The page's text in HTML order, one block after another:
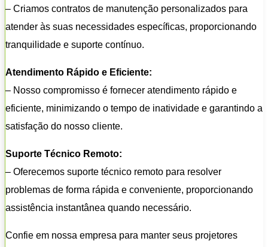
– Criamos contratos de manutenção personalizados para
atender às suas necessidades específicas, proporcionando
tranquilidade e suporte contínuo.
Atendimento Rápido e Eficiente:
– Nosso compromisso é fornecer atendimento rápido e
eficiente, minimizando o tempo de inatividade e garantindo a
satisfação do nosso cliente.
Suporte Técnico Remoto:
– Oferecemos suporte técnico remoto para resolver
problemas de forma rápida e conveniente, proporcionando
assistência instantânea quando necessário.
Confie em nossa empresa para manter seus projetores